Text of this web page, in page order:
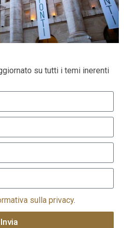
su Airbnb
su tutti i temi inerenti
sulla privacy.
Invia